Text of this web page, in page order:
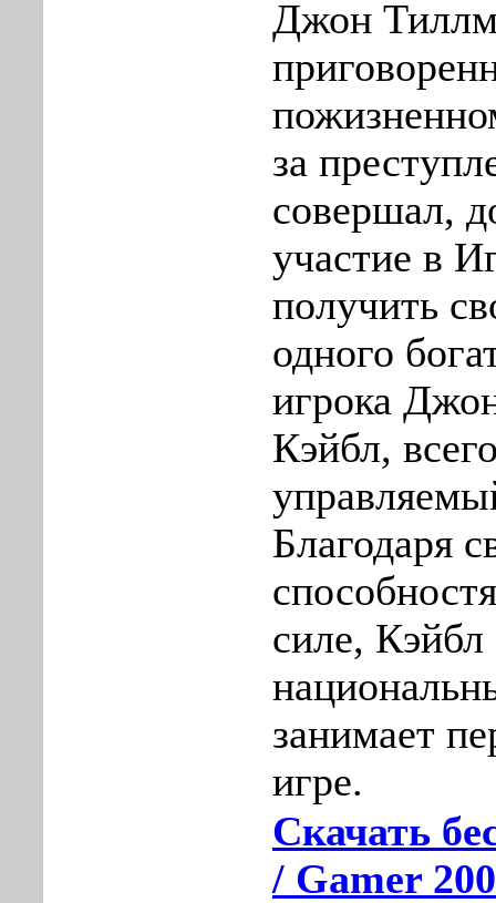
Джон
за
совершал,
участие в
получить
одного
игрока
Кэйбл,
Благодаря
силе, Кэйбл
занимает
игре.
Скачать
/ Gamer